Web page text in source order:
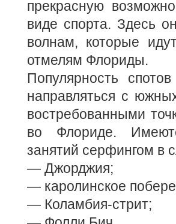
прекрасную
виде спорта. Здесь
волнам, которые
отмелям Флориды.
Популярность
направляться с
востребованными
во Флориде.
занятий серфингом в
— Джорджия;
— каролинское
— Коламбия-стрит;